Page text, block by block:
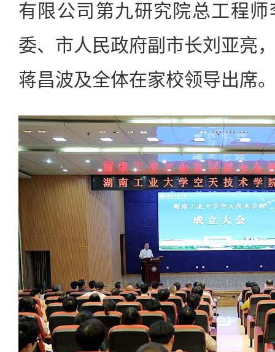
有限公司第九研究院总工程
委、市人民政府副市长刘亚亮
蒋昌波及全体在家校领导出席